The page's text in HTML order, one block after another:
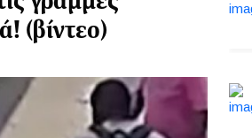
(βίντεο)